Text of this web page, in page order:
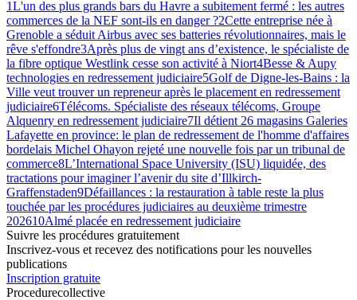
1L'un des plus grands bars du Havre a subitement fermé : les autres
commerces de la NEF sont-ils en danger ?2Cette entreprise née à
Grenoble a séduit Airbus avec ses batteries révolutionnaires, mais le
rêve s'effondre3Après plus de vingt ans d’existence, le spécialiste de
la fibre optique Westlink cesse son activité à Niort4Besse & Aupy
technologies en redressement judiciaire5Golf de Digne-les-Bains : la
Ville veut trouver un repreneur après le placement en redressement
judiciaire6Télécoms. Spécialiste des réseaux télécoms, Groupe
Alquenry en redressement judiciaire7Il détient 26 magasins Galeries
Lafayette en province: le plan de redressement de l'homme d'affaires
bordelais Michel Ohayon rejeté une nouvelle fois par un tribunal de
commerce8L’International Space University (ISU) liquidée, des
tractations pour imaginer l’avenir du site d’Illkirch-
Graffenstaden9Défaillances : la restauration à table reste la plus
touchée par les procédures judiciaires au deuxième trimestre
202610Almé placée en redressement judiciaire
Suivre les procédures gratuitement
Inscrivez-vous et recevez des notifications pour les nouvelles
publications
Inscription gratuite
Procedurecollective